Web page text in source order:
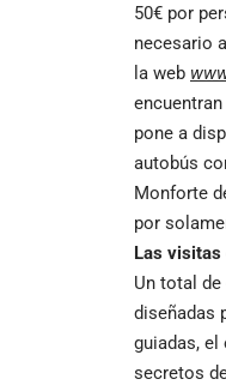
50€ por
necesario
la web
pone a
autobús
Monforte
por
Las visitas
Un total
diseñadas
guiadas, el
secretos